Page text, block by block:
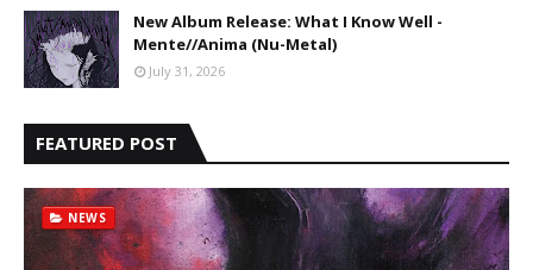
New Album Release: What I Know Well -
Mente//Anima (Nu-Metal)
July 31, 2026
FEATURED POST
NEWS